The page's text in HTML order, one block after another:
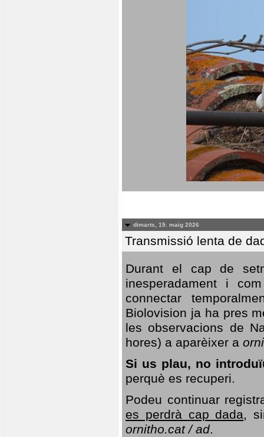
dimarts, 19. maig 2026
Transmissió lenta de
Durant el cap de
inesperadament i
connectar
Biolovision ja ha pres
les observacions de
hores) a aparèixer a
Si us plau, no
perquè es recuperi.
Podeu continuar
es perdrà cap dada,
ornitho.cat / ad.